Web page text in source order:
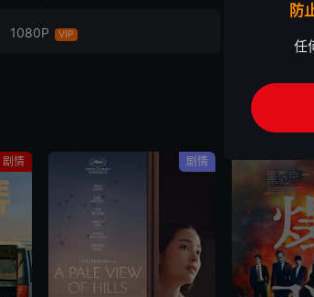
1080P VIP
剧情 剧情
防
任